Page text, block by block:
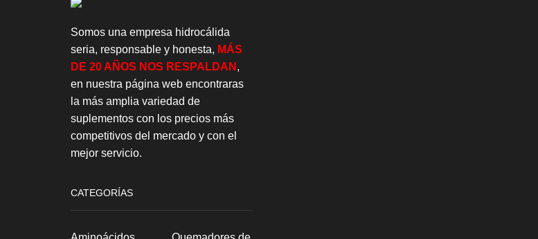
Somos una empresa hidrocálida
seria, responsable y honesta, MÁS
DE 20 AÑOS NOS RESPALDAN ,
en nuestra página web encontraras
la más amplia variedad de
suplementos con los precios más
competitivos del mercado y con el
mejor servicio.
CATEGORÍAS